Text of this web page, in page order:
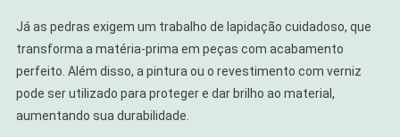
Já as pedras exigem um trabalho de lapidação cuidadoso, que
transforma a matéria-prima em peças com acabamento
perfeito. Além disso, a pintura ou o revestimento com verniz
pode ser utilizado para proteger e dar brilho ao material,
aumentando sua durabilidade.